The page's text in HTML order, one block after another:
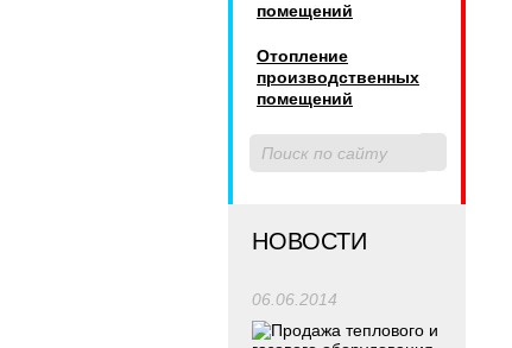
помещений
Отопление
производственных
помещений
НОВОСТИ
06.06.2014